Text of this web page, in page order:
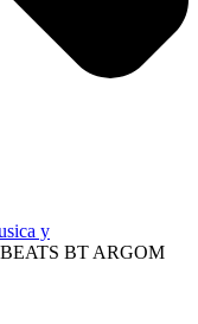
y
BT ARGOM